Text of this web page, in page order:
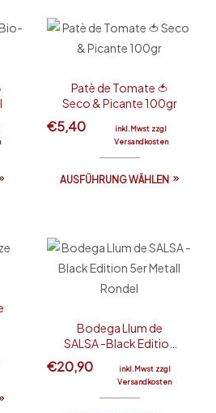
Patè de Tomate 🍅
Seco & Picante 100gr
€5,40
inkl.Mwst zzgl
Versandkosten
AUSFÜHRUNG WÄHLEN
Bodega Llum de
SALSA -Black Edition
5er Metall Rondel
€20,90
inkl.Mwst zzgl
Versandkosten